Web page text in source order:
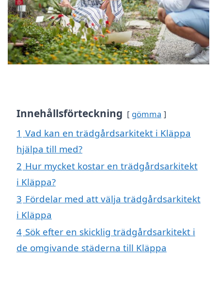
Innehållsförteckning gömma
1 Vad kan en trädgårdsarkitekt i Kläppa
hjälpa till med?
2 Hur mycket kostar en trädgårdsarkitekt
i Kläppa?
3 Fördelar med att välja trädgårdsarkitekt
i Kläppa
4 Sök efter en skicklig trädgårdsarkitekt i
de omgivande städerna till Kläppa